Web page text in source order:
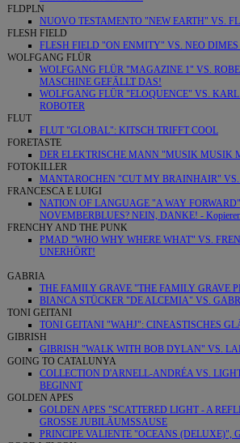
FLDPLN
NUOVO TESTAMENTO "NEW EARTH" VS.
FLESH FIELD
FLESH FIELD "ON ENMITY" VS. NEO
WOLFGANG FLÜR
WOLFGANG FLÜR "MAGAZINE 1" VS.
MASCHINE GEFÄLLT DAS!
WOLFGANG FLÜR "ELOQUENCE" VS.
ROBOTER
FLUT
FLUT "GLOBAL": KITSCH TRIFFT COOL
FORETASTE
DER ELEKTRISCHE MANN "MUSIK MUSIK
FOTOKILLER
MANTAROCHEN "CUT MY BRAINHAIR" VS.
FRANCESCA E LUIGI
NATION OF LANGUAGE "A WAY
NOVEMBERBLUES? NEIN, DANKE! -
FRENCHY AND THE PUNK
PMAD "WHO WHY WHERE WHAT" VS.
UNERHÖRT!
GABRIA
THE FAMILY GRAVE "THE FAMILY GRAVE
BIANCA STÜCKER "DE ALCEMIA" VS.
TONI GEITANI
TONI GEITANI "WAHJ": CINEASTISCHES
GIBRISH
GIBRISH "WALK WITH BOB DYLAN" VS.
GOING TO CATALUNYA
COLLECTION D'ARNELL-ANDRÉA VS.
BEGINNT
GOLDEN APES
GOLDEN APES "SCATTERED LIGHT - A
GROSSE JUBILÄUMSSAUSE
PRINCIPE VALIENTE "OCEANS